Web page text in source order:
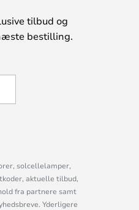
tilbud og
bestilling.
solcellelamper,
aktuelle tilbud,
fra partnere samt
Yderligere